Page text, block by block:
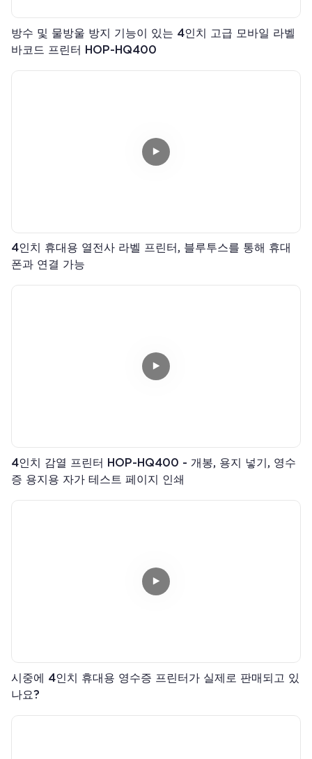
방수 및 물방울 방지 기능이 있는 4인치 고급 모바일 라벨
바코드 프린터 HOP-HQ400
4인치 휴대용 열전사 라벨 프린터, 블루투스를 통해 휴대
폰과 연결 가능
4인치 감열 프린터 HOP-HQ400 - 개봉, 용지 넣기, 영수
증 용지용 자가 테스트 페이지 인쇄
시중에 4인치 휴대용 영수증 프린터가 실제로 판매되고 있
나요?